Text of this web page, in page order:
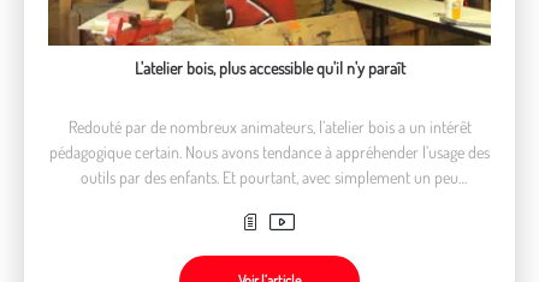
L'atelier bois, plus accessible qu'il n'y paraît
Redouté par de nombreux animateurs, l’atelier bois a un intérêt
pédagogique certain. Nous avons tendance à appréhender l’usage des
outils par des enfants. Et pourtant, avec simplement un peu